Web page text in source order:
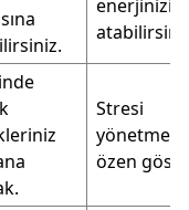
enerjinizi
Stresi
yönetmeye
özen